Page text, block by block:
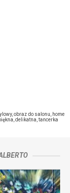
83/26, 41-303, kontakt
, obraz do salonu
home
delikatna tancerka